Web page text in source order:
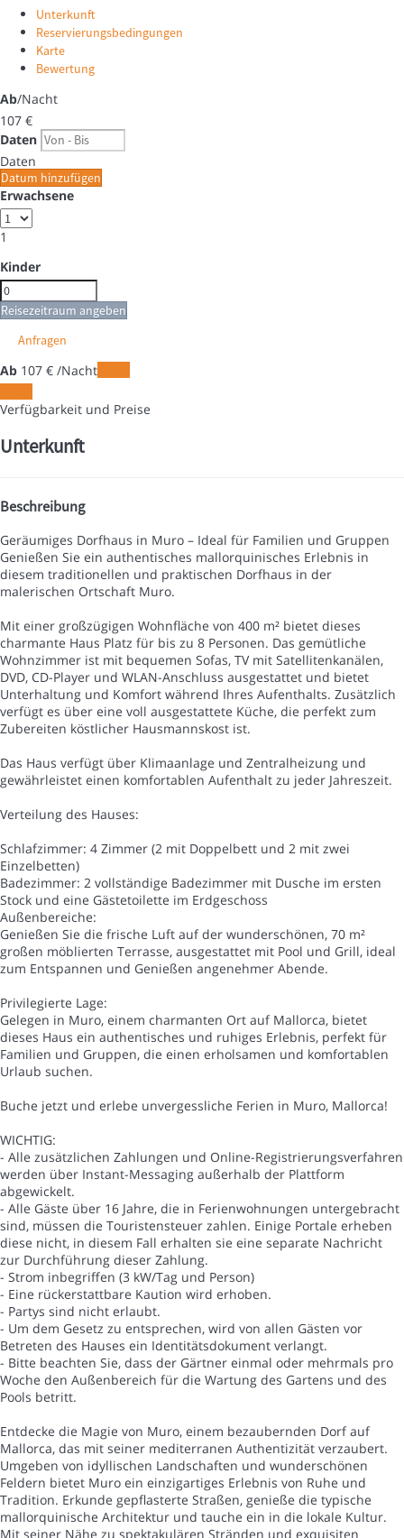
Unterkunft
Reservierungsbedingungen
Karte
Bewertung
Ab/Nacht
107 €
Daten
Daten
Datum hinzufügen
Erwachsene
1
Kinder
Reisezeitraum angeben
Anfragen
Ab 107 € /Nacht
Verfügbarkeit und Preise
Unterkunft
Beschreibung
Geräumiges Dorfhaus in Muro – Ideal für Familien und Gruppen
Genießen Sie ein authentisches mallorquinisches Erlebnis in
diesem traditionellen und praktischen Dorfhaus in der
malerischen Ortschaft Muro.
Mit einer großzügigen Wohnfläche von 400 m² bietet dieses
charmante Haus Platz für bis zu 8 Personen. Das gemütliche
Wohnzimmer ist mit bequemen Sofas, TV mit Satellitenkanälen,
DVD, CD-Player und WLAN-Anschluss ausgestattet und bietet
Unterhaltung und Komfort während Ihres Aufenthalts. Zusätzlich
verfügt es über eine voll ausgestattete Küche, die perfekt zum
Zubereiten köstlicher Hausmannskost ist.
Das Haus verfügt über Klimaanlage und Zentralheizung und
gewährleistet einen komfortablen Aufenthalt zu jeder Jahreszeit.
Verteilung des Hauses:
Schlafzimmer: 4 Zimmer (2 mit Doppelbett und 2 mit zwei
Einzelbetten)
Badezimmer: 2 vollständige Badezimmer mit Dusche im ersten
Stock und eine Gästetoilette im Erdgeschoss
Außenbereiche:
Genießen Sie die frische Luft auf der wunderschönen, 70 m²
großen möblierten Terrasse, ausgestattet mit Pool und Grill, ideal
zum Entspannen und Genießen angenehmer Abende.
Privilegierte Lage:
Gelegen in Muro, einem charmanten Ort auf Mallorca, bietet
dieses Haus ein authentisches und ruhiges Erlebnis, perfekt für
Familien und Gruppen, die einen erholsamen und komfortablen
Urlaub suchen.
Buche jetzt und erlebe unvergessliche Ferien in Muro, Mallorca!
WICHTIG:
- Alle zusätzlichen Zahlungen und Online-Registrierungsverfahren
werden über Instant-Messaging außerhalb der Plattform
abgewickelt.
- Alle Gäste über 16 Jahre, die in Ferienwohnungen untergebracht
sind, müssen die Touristensteuer zahlen. Einige Portale erheben
diese nicht, in diesem Fall erhalten sie eine separate Nachricht
zur Durchführung dieser Zahlung.
- Strom inbegriffen (3 kW/Tag und Person)
- Eine rückerstattbare Kaution wird erhoben.
- Partys sind nicht erlaubt.
- Um dem Gesetz zu entsprechen, wird von allen Gästen vor
Betreten des Hauses ein Identitätsdokument verlangt.
- Bitte beachten Sie, dass der Gärtner einmal oder mehrmals pro
Woche den Außenbereich für die Wartung des Gartens und des
Pools betritt.
Entdecke die Magie von Muro, einem bezaubernden Dorf auf
Mallorca, das mit seiner mediterranen Authentizität verzaubert.
Umgeben von idyllischen Landschaften und wunderschönen
Feldern bietet Muro ein einzigartiges Erlebnis von Ruhe und
Tradition. Erkunde gepflasterte Straßen, genieße die typische
mallorquinische Architektur und tauche ein in die lokale Kultur.
Mit seiner Nähe zu spektakulären Stränden und exquisiten